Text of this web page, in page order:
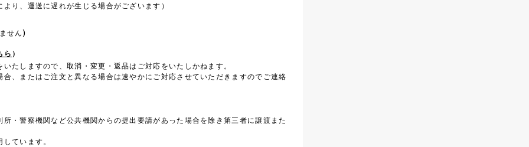
り、運送に遅れが生じる場合がございます）
せん)
ら ）
たしますので、取消・変更・返品はご対応をいたしかねます。
、またはご注文と異なる場合は速やかにご対応させていただきますのでご連絡
・警察機関など公共機関からの提出要請があった場合を除き第三者に譲渡また
ています。